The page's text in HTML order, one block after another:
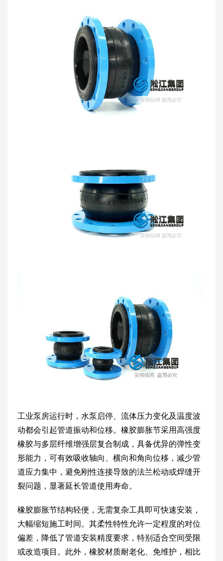
工业泵房运行时，水泵启停、流体压力变化及温度波
动都会引起管道振动和位移。橡胶膨胀节采用高强度
橡胶与多层纤维增强层复合制成，具备优异的弹性变
形能力，可有效吸收轴向、横向和角向位移，减少管
道应力集中，避免刚性连接导致的法兰松动或焊缝开
裂问题，显著延长管道使用寿命。
橡胶膨胀节结构轻便，无需复杂工具即可快速安装，
大幅缩短施工时间。其柔性特性允许一定程度的对位
偏差，降低了管道安装精度要求，特别适合空间受限
或改造项目。此外，橡胶材质耐老化、免维护，相比